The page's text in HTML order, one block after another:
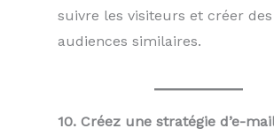
suivre les visiteurs et créer des
audiences similaires.
10. Créez une stratégie d’e-